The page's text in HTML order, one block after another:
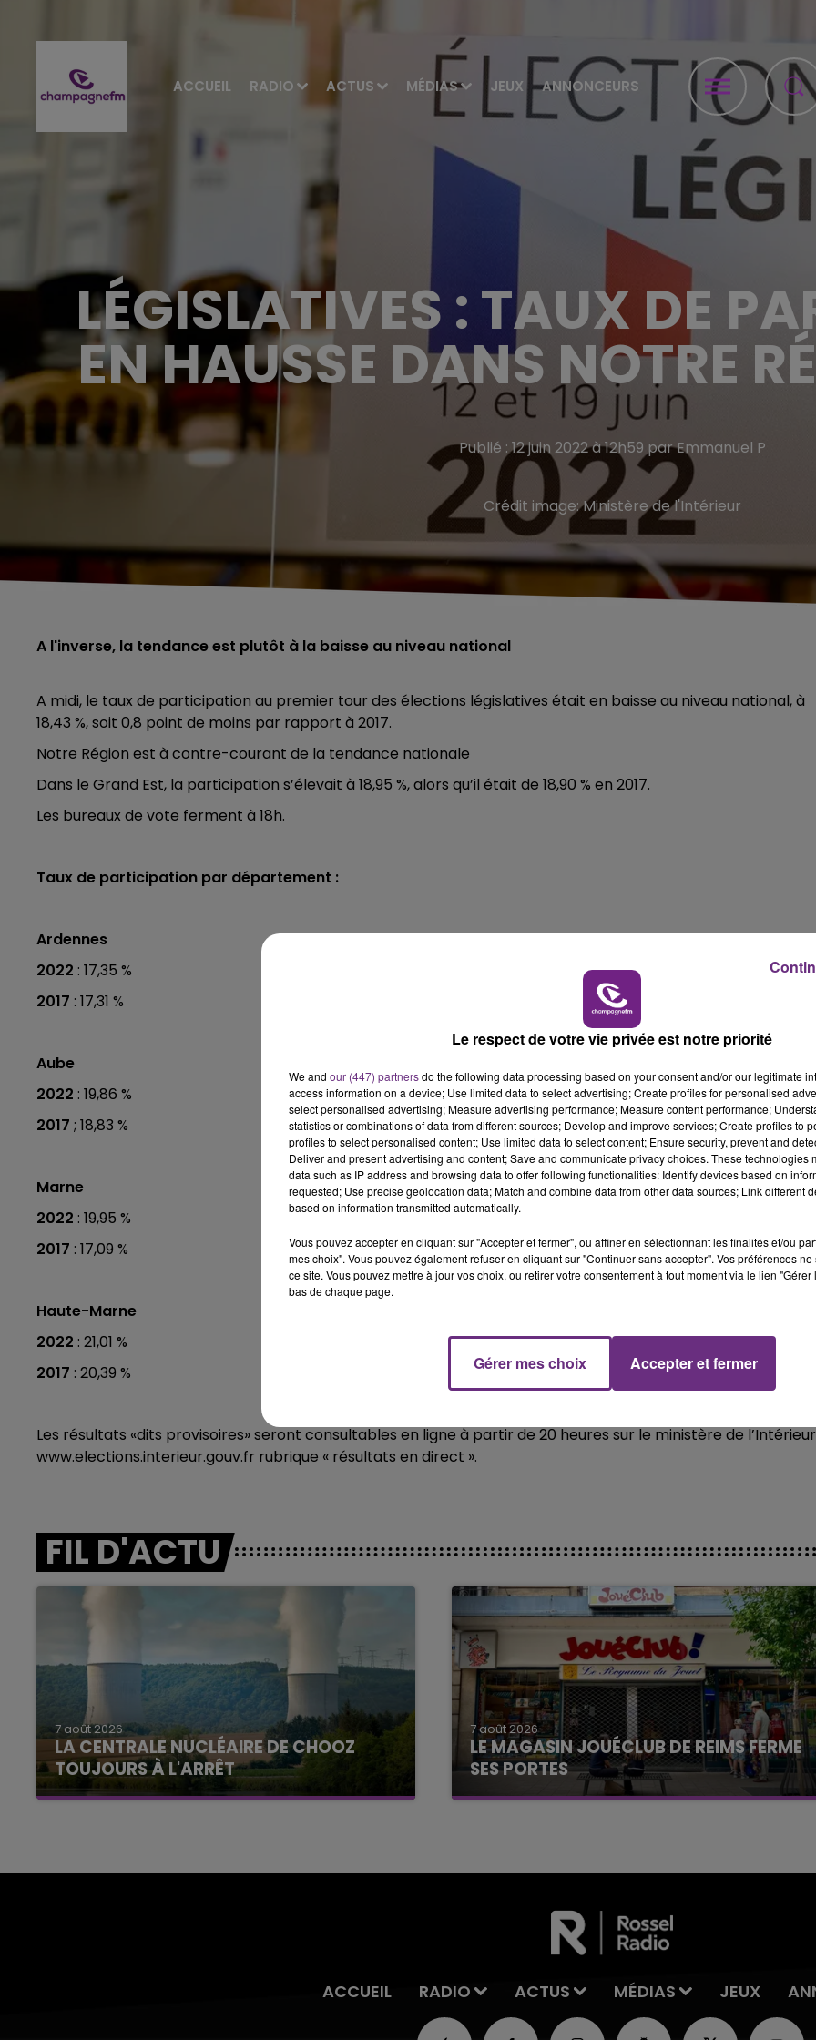
ACCUEIL RADIO ACTUS MÉDIAS JEUX ANNONCEURS
LÉGISLATIVES : TAUX DE
EN HAUSSE DANS NOTRE
Publié : 12 juin 2022 à 12h59 par Emmanuel P
Crédit image:Ministère de l'Intérieur
A l'inverse, la tendance est plutôt à la baisse au niveau national
A midi, le taux de participation au premier tour des élections législatives était en baisse au niveau national, à
18,43 %, soit 0,8 point de moins par rapport à 2017.
Notre Région est à contre-courant de la tendance nationale
Dans le Grand Est, la participation s’élevait à 18,95 %, alors qu’il était de 18,90 % en 2017.
Les bureaux de vote ferment à 18h.
Taux de participation par département :
Ardennes
2022 : 17,35 %
2017 : 17,31 %
Aube
2022 : 19,86 %
2017 ; 18,83 %
Marne
2022 : 19,95 %
2017 : 17,09 %
Haute-Marne
2022 : 21,01 %
2017 : 20,39 %
Les résultats «dits provisoires» seront consultables en ligne à partir de 20 heures sur le ministère de
www.elections.interieur.gouv.fr rubrique « résultats en direct ».
FIL D'ACTU
7 août 2026
LA CENTRALE NUCLÉAIRE DE CHOOZ
TOUJOURS À L'ARRÊT
Cela fait déjà une semaine que la centrale
7 août 2026
LE MAGASIN JOUÉCLUB DE REIMS FERME
SES PORTES
C'était l'une des institutions du centre-ville
Le week-end Champagne FM
16h00 - 20h00
Le Week-end Champagne FM
ACCUEIL RADIO ACTUS MÉDIAS JEUX
Le respect de votre vie privée est notre priorité
We and our (447) partnersdo the following data processing based on your consent and/or our legitimate
access information on a device; Use limited data to select advertising; Create profiles for personalised
select personalised advertising; Measure advertising performance; Measure content performance;
statistics or combinations of data from different sources; Develop and improve services; Create profiles to
profiles to select personalised content; Use limited data to select content; Ensure security, prevent and
Deliver and present advertising and content; Save and communicate privacy choices. These technologies
data such as IP address and browsing data to offer following functionalities: Identify devices based on
requested; Use precise geolocation data; Match and combine data from other data sources; Link different
based on information transmitted automatically.
Vous pouvez accepter en cliquant sur "Accepter et fermer", ou affiner en sélectionnant les finalités et/ou
mes choix". Vous pouvez également refuser en cliquant sur "Continuer sans accepter". Vos préférences
ce site. Vous pouvez mettre à jour vos choix, ou retirer votre consentement à tout moment via le lien
bas de chaque page.
Gérer mes choix Accepter et fermer